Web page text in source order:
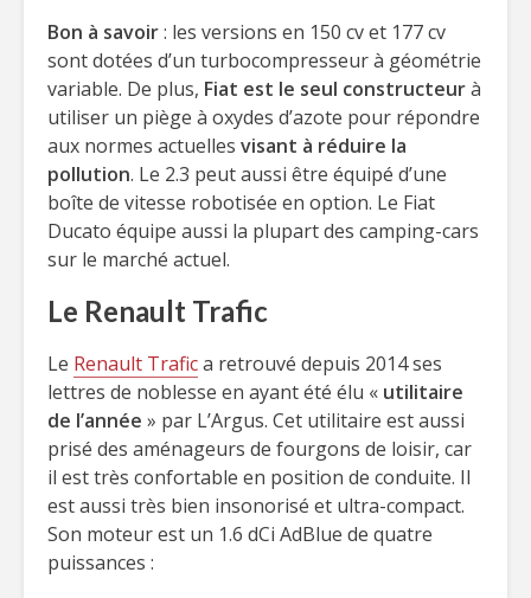
Bon à savoir: les versions en 150 cv et 177 cv
sont dotées d’un turbocompresseur à géométrie
variable. De plus, Fiat est le seul constructeurà
utiliser un piège à oxydes d’azote pour répondre
aux normes actuelles visant à réduire la
pollution. Le 2.3 peut aussi être équipé d’une
boîte de vitesse robotisée en option. Le Fiat
Ducato équipe aussi la plupart des camping-cars
sur le marché actuel.
Le Renault Trafic
Le Renault Trafica retrouvé depuis 2014 ses
lettres de noblesse en ayant été élu « utilitaire
de l’année » par L’Argus. Cet utilitaire est aussi
prisé des aménageurs de fourgons de loisir, car
il est très confortable en position de conduite. Il
est aussi très bien insonorisé et ultra-compact.
Son moteur est un 1.6 dCi AdBlue de quatre
puissances :